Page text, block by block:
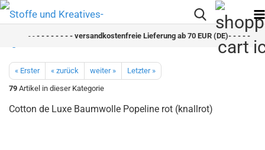
- - - - - - - - versandkostenfreie Lieferung ab 70 EUR (DE)- - - - - - - -
« Erster « zurück weiter »
Letzter »
79 Artikel in dieser Kategorie
Cotton de Luxe Baumwolle Popeline rot (knallrot)